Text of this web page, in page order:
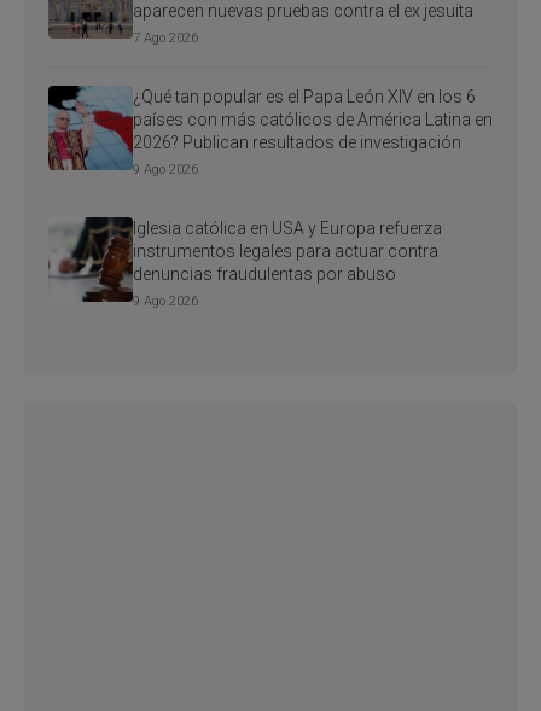
aparecen nuevas pruebas contra el ex jesuita
7 Ago 2026
¿Qué tan popular es el Papa León XIV en los 6
países con más católicos de América Latina en
2026? Publican resultados de investigación
9 Ago 2026
Iglesia católica en USA y Europa refuerza
instrumentos legales para actuar contra
denuncias fraudulentas por abuso
9 Ago 2026